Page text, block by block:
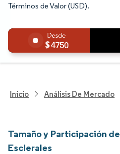
Términos de Valor (USD).
4750
Inicio Análisis De Mercado
Tamaño y Participación
Esclerales